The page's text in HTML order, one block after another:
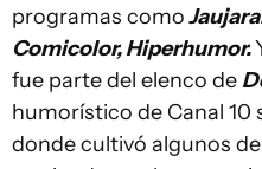
programas como
Comicolor, Hiperhumor.
fue parte del elenco de
humorístico de Canal 10
donde cultivó algunos